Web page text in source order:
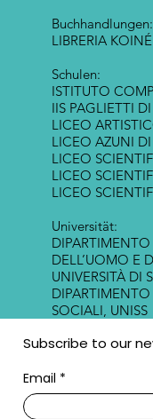
Buchhandlungen:
LIBRERIA
Schulen:
ISTITUTO
IIS PAGLIETTI
LICEO
LICEO AZUNI DI
LICEO
LICEO
LICEO
Universität:
DELL’UOMO E
UNIVERSITÀ DI
SOCIALI, UNISS
Subscribe to our
Email *